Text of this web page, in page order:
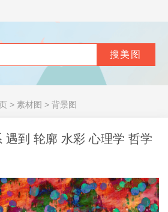
> 素材图 > 背景图
遇到 轮廓 水彩 心理学 哲学